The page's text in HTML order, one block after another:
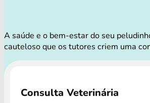
A saúde e o bem-estar do seu
cauteloso que os tutores criem uma
Consulta Veterinária